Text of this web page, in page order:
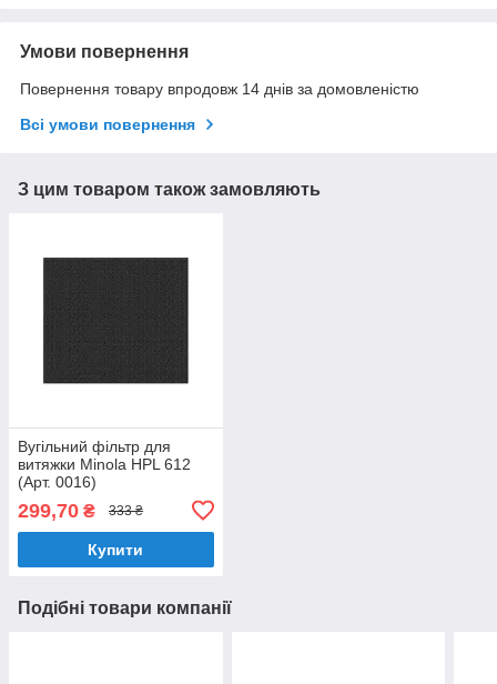
Умови повернення
Повернення товару впродовж 14 днів за домовленістю
Всі умови повернення
З цим товаром також замовляють
Вугільний фільтр для
витяжки Minola HPL 612
(Арт. 0016)
299,70 ₴ 333 ₴
Купити
Подібні товари компанії